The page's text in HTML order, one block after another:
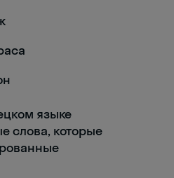
языке
слова, которые